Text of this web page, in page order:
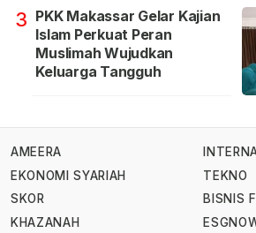
3 PKK Makassar Gelar Kajian
Islam Perkuat Peran
Muslimah Wujudkan
Keluarga Tangguh
AMEERA
EKONOMI SYARIAH
SKOR
KHAZANAH
TEKNO
BISNIS